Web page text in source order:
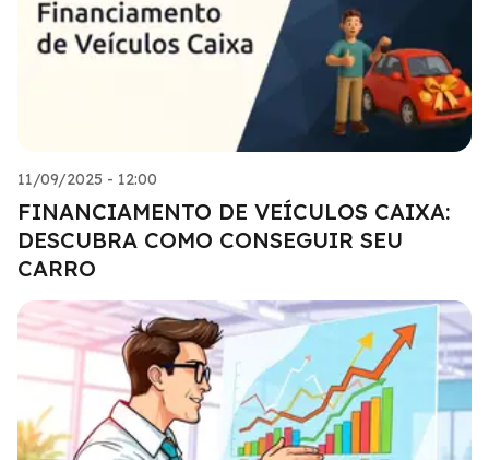
11/09/2025 - 12:00
FINANCIAMENTO DE VEÍCULOS CAIXA:
DESCUBRA COMO CONSEGUIR SEU
CARRO